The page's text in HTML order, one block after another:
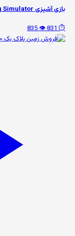
بازی آشپزی Cooking Simulator..اختراع بهترین پیتزا قرن!!
⏱️ 831
👁️ 835